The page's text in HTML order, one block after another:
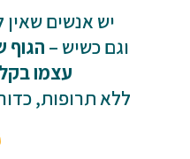
יש אנשים
וגם כשיש – הגוף
עצמו
ללא תרופות,